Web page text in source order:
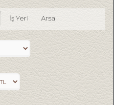
İş Yeri Arsa